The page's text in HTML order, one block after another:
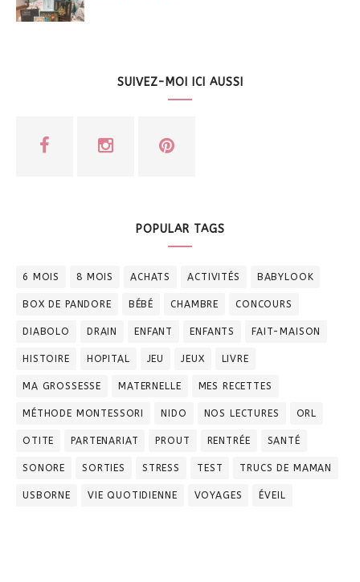
SUIVEZ-MOI ICI AUSSI
POPULAR TAGS
6 MOIS 8 MOIS ACHATS ACTIVITÉS BABYLOOK
BOX DE PANDORE BÉBÉ CHAMBRE CONCOURS
DIABOLO DRAIN ENFANT ENFANTS FAIT-MAISON
HISTOIRE HOPITAL JEU JEUX LIVRE
MA GROSSESSE MATERNELLE MES RECETTES
MÉTHODE MONTESSORI NIDO NOS LECTURES ORL
OTITE PARTENARIAT PROUT RENTRÉE SANTÉ
SONORE SORTIES STRESS TEST TRUCS DE MAMAN
USBORNE VIE QUOTIDIENNE VOYAGES ÉVEIL